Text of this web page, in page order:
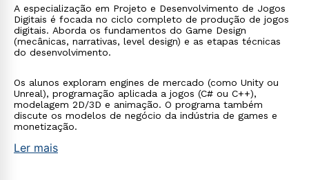
A especialização em Projeto e Desenvolvimento de Jogos
Digitais é focada no ciclo completo de produção de jogos
digitais. Aborda os fundamentos do Game Design
(mecânicas, narrativas, level design) e as etapas técnicas
do desenvolvimento.
Os alunos exploram engines de mercado (como Unity ou
Unreal), programação aplicada a jogos (C# ou C++),
modelagem 2D/3D e animação. O programa também
discute os modelos de negócio da indústria de games e
monetização.
Ler mais